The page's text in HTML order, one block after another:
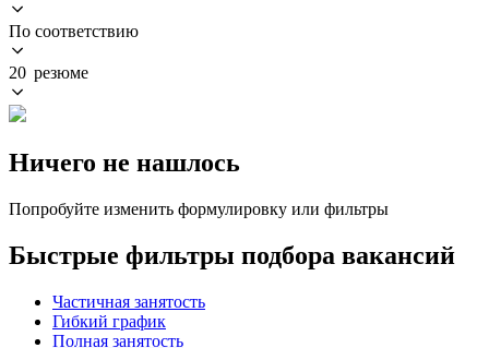
По соответствию
20 резюме
Ничего не нашлось
Попробуйте изменить формулировку или фильтры
Быстрые фильтры подбора вакансий
Частичная занятость
Гибкий график
Полная занятость